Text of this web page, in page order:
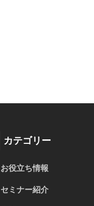
カテゴリー
お役立ち情報
セミナー紹介